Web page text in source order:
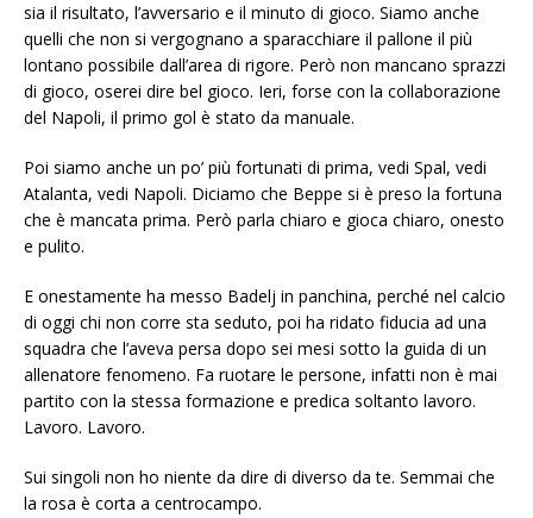
sia il risultato, l’avversario e il minuto di gioco. Siamo anche
quelli che non si vergognano a sparacchiare il pallone il più
lontano possibile dall’area di rigore. Però non mancano sprazzi
di gioco, oserei dire bel gioco. Ieri, forse con la collaborazione
del Napoli, il primo gol è stato da manuale.
Poi siamo anche un po’ più fortunati di prima, vedi Spal, vedi
Atalanta, vedi Napoli. Diciamo che Beppe si è preso la fortuna
che è mancata prima. Però parla chiaro e gioca chiaro, onesto
e pulito.
E onestamente ha messo Badelj in panchina, perché nel calcio
di oggi chi non corre sta seduto, poi ha ridato fiducia ad una
squadra che l’aveva persa dopo sei mesi sotto la guida di un
allenatore fenomeno. Fa ruotare le persone, infatti non è mai
partito con la stessa formazione e predica soltanto lavoro.
Lavoro. Lavoro.
Sui singoli non ho niente da dire di diverso da te. Semmai che
la rosa è corta a centrocampo.